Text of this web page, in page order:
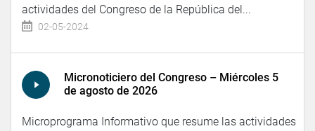
actividades del Congreso de la República del...
02-05-2024
Micronoticiero del Congreso – Miércoles 5
de agosto de 2026
Microprograma Informativo que resume las actividades